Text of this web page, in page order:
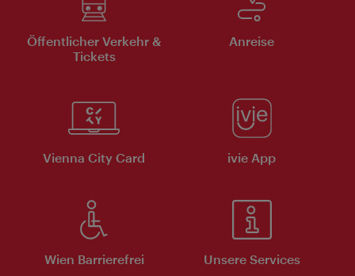
Öffentlicher Verkehr &
Tickets
Anreise
Vienna City Card ivie App
Wien Barrierefrei Unsere Services